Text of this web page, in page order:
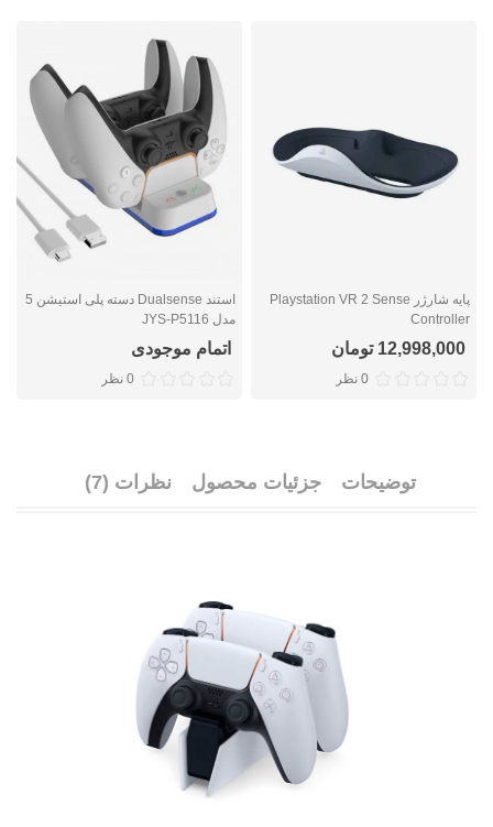
پایه شارژر Playstation VR 2 Sense
Controller
12,998,000 تومان
0 نظر
استند Dualsense دسته پلی استیشن 5
مدل JYS-P5116
اتمام موجودی
0 نظر
توضیحات جزئیات محصول نظرات (7)